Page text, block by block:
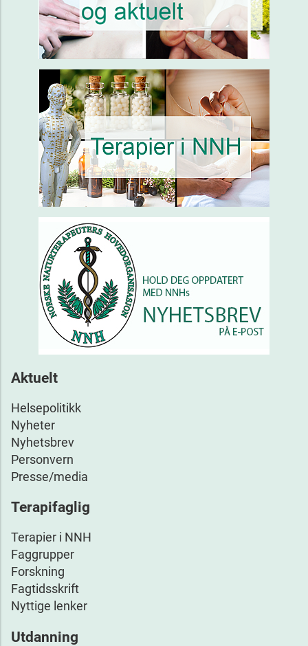
Aktuelt
Helsepolitikk
Nyheter
Nyhetsbrev
Personvern
Presse/media
Terapifaglig
Terapier i NNH
Faggrupper
Forskning
Fagtidsskrift
Nyttige lenker
Utdanning